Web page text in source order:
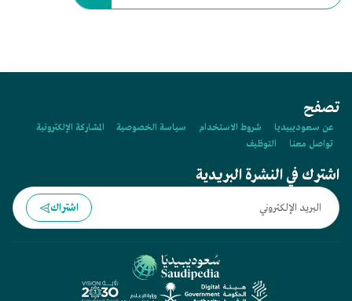
تصفح
عن سعوديبيديا شروط الاستخدام سياسة الخصوصية
المشاركة الإلكترونية
تواصل معنا
التوظيف
اشترك في النشرة البريدية
اشتراك